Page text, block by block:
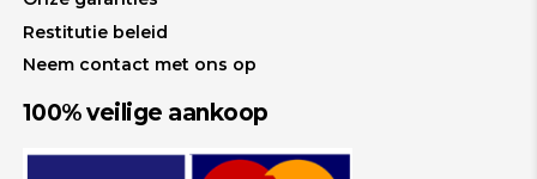
Restitutie beleid
Neem contact met ons op
100% veilige aankoop